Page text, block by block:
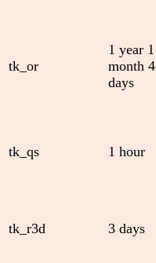
tk_or
1 year 1
month 4
days
tk_qs 1 hour
tk_r3d 3 days